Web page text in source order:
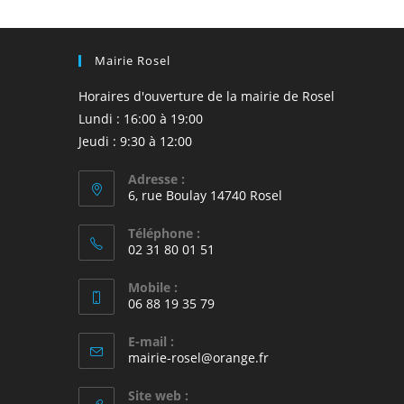
Mairie Rosel
Horaires d'ouverture de la mairie de Rosel
Lundi : 16:00 à 19:00
Jeudi : 9:30 à 12:00
Adresse :
6, rue Boulay 14740 Rosel
Téléphone :
02 31 80 01 51
Mobile :
06 88 19 35 79
E-mail :
mairie-rosel@orange.frS’ouvre
Site web :